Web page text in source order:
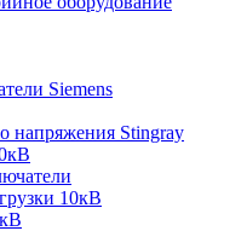
Siemens
напряжения Stingray
10кВ